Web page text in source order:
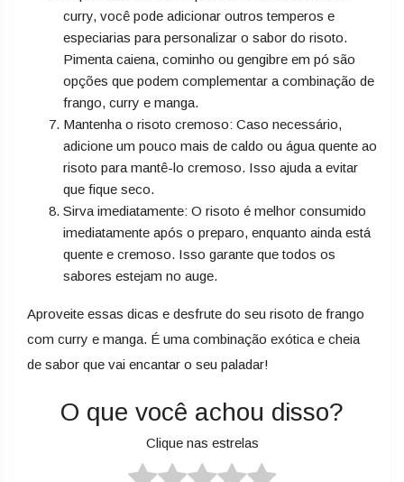
curry, você pode adicionar outros temperos e
especiarias para personalizar o sabor do risoto.
Pimenta caiena, cominho ou gengibre em pó são
opções que podem complementar a combinação de
frango, curry e manga.
Mantenha o risoto cremoso: Caso necessário,
adicione um pouco mais de caldo ou água quente ao
risoto para mantê-lo cremoso. Isso ajuda a evitar
que fique seco.
Sirva imediatamente: O risoto é melhor consumido
imediatamente após o preparo, enquanto ainda está
quente e cremoso. Isso garante que todos os
sabores estejam no auge.
Aproveite essas dicas e desfrute do seu risoto de frango
com curry e manga. É uma combinação exótica e cheia
de sabor que vai encantar o seu paladar!
O que você achou disso?
Clique nas estrelas